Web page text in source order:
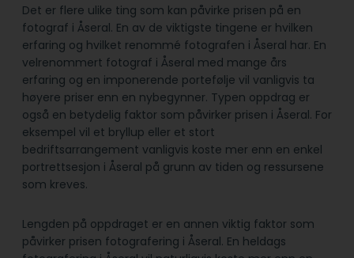
Det er flere ulike ting som kan påvirke prisen på en
fotograf i Åseral. En av de viktigste tingene er hvilken
erfaring og hvilket renommé fotografen i Åseral har. En
velrenommert fotograf i Åseral med mange års
erfaring og en imponerende portefølje vil vanligvis ta
høyere priser enn en nybegynner. Typen oppdrag er
også en betydelig faktor som påvirker prisen i Åseral. For
eksempel vil et bryllup eller et stort
bedriftsarrangement vanligvis koste mer enn en enkel
portrettsesjon i Åseral på grunn av tiden og ressursene
som kreves.
Lengden på oppdraget er en annen viktig faktor som
påvirker prisen fotografering i Åseral. En heldags